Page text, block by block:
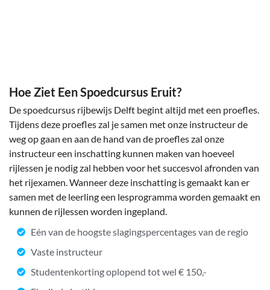
Hoe Ziet Een Spoedcursus Eruit?
De spoedcursus rijbewijs Delft begint altijd met een proefles.
Tijdens deze proefles zal je samen met onze instructeur de
weg op gaan en aan de hand van de proefles zal onze
instructeur een inschatting kunnen maken van hoeveel
rijlessen je nodig zal hebben voor het succesvol afronden van
het rijexamen. Wanneer deze inschatting is gemaakt kan er
samen met de leerling een lesprogramma worden gemaakt en
kunnen de rijlessen worden ingepland.
Eén van de hoogste slagingspercentages van de regio
Vaste instructeur
Studentenkorting oplopend tot wel € 150,-